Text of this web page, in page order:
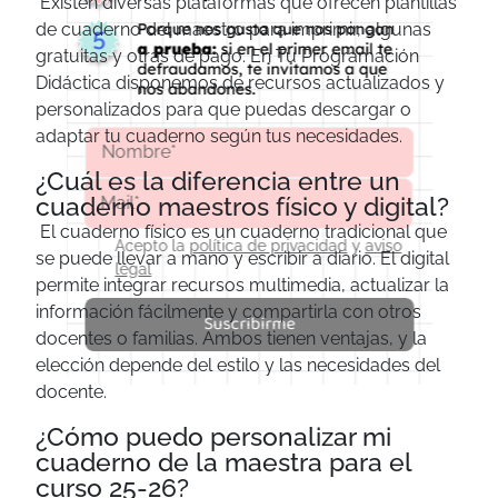
Acepto la política de privacidad yaviso
legal
Suscribirme
de cuaderno del maestro para imprimir, algunas
gratuitas y otras de pago. En Tu Programación
Didáctica disponemos de recursos actualizados y
personalizados para que puedas descargar o
adaptar tu cuaderno según tus necesidades.
¿Cuál es la diferencia entre un
cuaderno maestros físico y digital?
El cuaderno físico es un cuaderno tradicional que
se puede llevar a mano y escribir a diario. El digital
permite integrar recursos multimedia, actualizar la
información fácilmente y compartirla con otros
docentes o familias. Ambos tienen ventajas, y la
elección depende del estilo y las necesidades del
docente.
¿Cómo puedo personalizar mi
cuaderno de la maestra para el
curso 25-26?